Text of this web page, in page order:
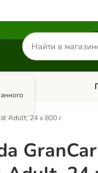
Поиск
товаров
Кошки
Adult, 24 x 800 г